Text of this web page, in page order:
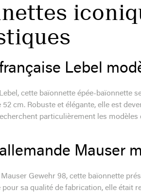
Lebel
cette baïonnette épée-baïonnette
cm. Robuste et élégante, elle est
particulièrement les
Mauser
Gewehr 98, cette baïonnette
pour sa qualité de fabrication, elle était